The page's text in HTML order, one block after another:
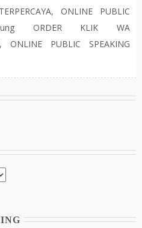
ONLINE PUBLIC
ORDER KLIK WA
ONLINE PUBLIC SPEAKING